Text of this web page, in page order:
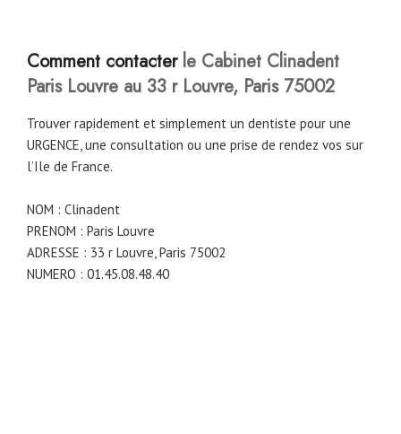
Comment contacterle Cabinet Clinadent
Paris Louvre au 33 r Louvre, Paris 75002
Trouver rapidement et simplement un dentiste pour une
URGENCE, une consultation ou une prise de rendez vos sur
l’Ile de France.
NOM : Clinadent
PRENOM : Paris Louvre
ADRESSE : 33 r Louvre, Paris 75002
NUMERO : 01.45.08.48.40